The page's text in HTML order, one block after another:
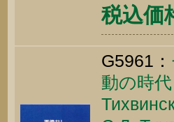
税込価
G5961：
動の時